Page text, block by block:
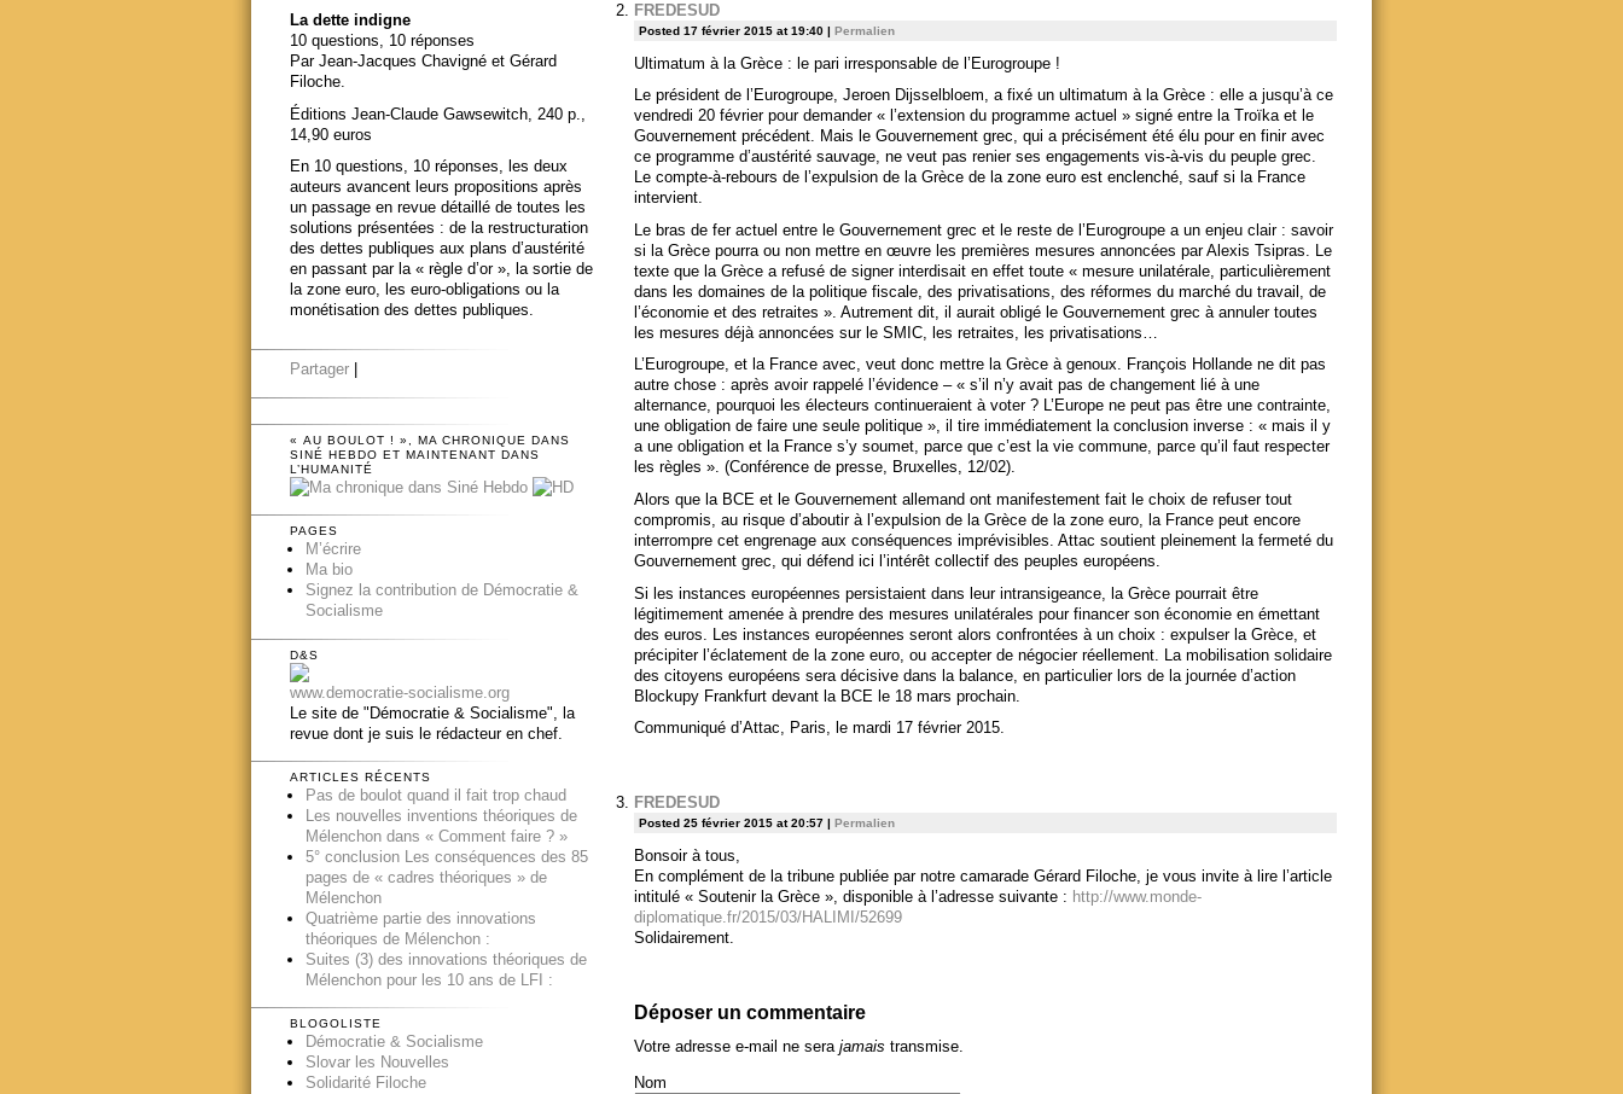
FREDESUD
Posted 17 février 2015 at 19:40 | Permalien
Ultimatum à la Grèce : le pari irresponsable de l’Eurogroupe !
Le président de l’Eurogroupe, Jeroen Dijsselbloem, a fixé un ultimatum à la Grèce : elle a jusqu’à ce
vendredi 20 février pour demander « l’extension du programme actuel » signé entre la Troïka et le
Gouvernement précédent. Mais le Gouvernement grec, qui a précisément été élu pour en finir avec
ce programme d’austérité sauvage, ne veut pas renier ses engagements vis-à-vis du peuple grec.
Le compte-à-rebours de l’expulsion de la Grèce de la zone euro est enclenché, sauf si la France
intervient.
Le bras de fer actuel entre le Gouvernement grec et le reste de l’Eurogroupe a un enjeu clair : savoir
si la Grèce pourra ou non mettre en œuvre les premières mesures annoncées par Alexis Tsipras. Le
texte que la Grèce a refusé de signer interdisait en effet toute « mesure unilatérale, particulièrement
dans les domaines de la politique fiscale, des privatisations, des réformes du marché du travail, de
l’économie et des retraites ». Autrement dit, il aurait obligé le Gouvernement grec à annuler toutes
les mesures déjà annoncées sur le SMIC, les retraites, les privatisations…
L’Eurogroupe, et la France avec, veut donc mettre la Grèce à genoux. François Hollande ne dit pas
autre chose : après avoir rappelé l’évidence – « s’il n’y avait pas de changement lié à une
alternance, pourquoi les électeurs continueraient à voter ? L’Europe ne peut pas être une contrainte,
une obligation de faire une seule politique », il tire immédiatement la conclusion inverse : « mais il y
a une obligation et la France s’y soumet, parce que c’est la vie commune, parce qu’il faut respecter
les règles ». (Conférence de presse, Bruxelles, 12/02).
Alors que la BCE et le Gouvernement allemand ont manifestement fait le choix de refuser tout
compromis, au risque d’aboutir à l’expulsion de la Grèce de la zone euro, la France peut encore
interrompre cet engrenage aux conséquences imprévisibles. Attac soutient pleinement la fermeté du
Gouvernement grec, qui défend ici l’intérêt collectif des peuples européens.
Si les instances européennes persistaient dans leur intransigeance, la Grèce pourrait être
légitimement amenée à prendre des mesures unilatérales pour financer son économie en émettant
des euros. Les instances européennes seront alors confrontées à un choix : expulser la Grèce, et
précipiter l’éclatement de la zone euro, ou accepter de négocier réellement. La mobilisation solidaire
des citoyens européens sera décisive dans la balance, en particulier lors de la journée d’action
Blockupy Frankfurt devant la BCE le 18 mars prochain.
Communiqué d’Attac, Paris, le mardi 17 février 2015.
FREDESUD
Posted 25 février 2015 at 20:57 | Permalien
Bonsoir à tous,
En complément de la tribune publiée par notre camarade Gérard Filoche, je vous invite à lire l’article
intitulé « Soutenir la Grèce », disponible à l’adresse suivante : http://www.monde-
diplomatique.fr/2015/03/HALIMI/52699
Solidairement.
Déposer un commentaire
Votre adresse e-mail ne sera jamais transmise.
Nom
La dette indigne
10 questions, 10 réponses
Par Jean-Jacques Chavigné et Gérard
Filoche.
Éditions Jean-Claude Gawsewitch, 240 p.,
14,90 euros
En 10 questions, 10 réponses, les deux
auteurs avancent leurs propositions après
un passage en revue détaillé de toutes les
solutions présentées : de la restructuration
des dettes publiques aux plans d’austérité
en passant par la « règle d’or », la sortie de
la zone euro, les euro-obligations ou la
monétisation des dettes publiques.
Partager
« AU BOULOT ! », MA CHRONIQUE DANS
SINÉ HEBDO ET MAINTENANT DANS
L’HUMANITÉ
PAGES
M’écrire
Ma bio
Signez la contribution de Démocratie &
Socialisme
D&S
www.democratie-socialisme.org
Le site de "Démocratie & Socialisme", la
revue dont je suis le rédacteur en chef.
ARTICLES RÉCENTS
Pas de boulot quand il fait trop chaud
Les nouvelles inventions théoriques de
Mélenchon dans « Comment faire ? »
5° conclusion Les conséquences des 85
pages de « cadres théoriques » de
Mélenchon
Quatrième partie des innovations
théoriques de Mélenchon :
Suites (3) des innovations théoriques de
Mélenchon pour les 10 ans de LFI :
BLOGOLISTE
Démocratie & Socialisme
Slovar les Nouvelles
Solidarité Filoche